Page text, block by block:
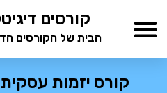
לתוכן
קורסים
הבית של הקורסים
קורס יזמות